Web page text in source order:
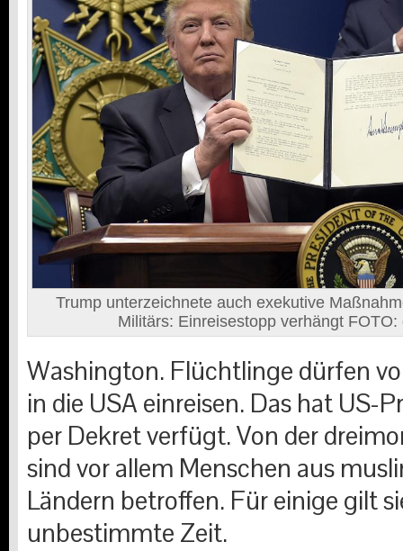
Trump unterzeichnete auch exekutive
Militärs: Einreisestopp verhängt FOTO:
Washington. Flüchtlinge dürfen
in die USA einreisen. Das hat US-
per Dekret verfügt. Von der
sind vor allem Menschen aus
Ländern betroffen. Für einige gilt
unbestimmte Zeit.